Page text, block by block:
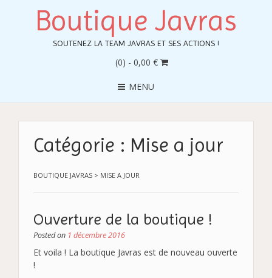
Boutique Javras
SOUTENEZ LA TEAM JAVRAS ET SES ACTIONS !
(0) - 0,00 €
MENU
Catégorie : Mise a jour
BOUTIQUE JAVRAS > MISE A JOUR
Ouverture de la boutique !
Posted on 1 décembre 2016
Et voila ! La boutique Javras est de nouveau ouverte
!